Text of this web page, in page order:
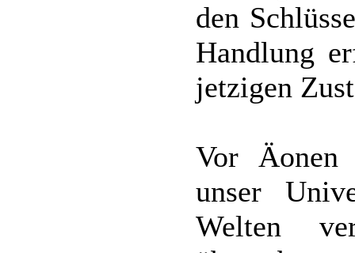
den
Handlung
jetzigen
Vor Äonen
unser
Welten